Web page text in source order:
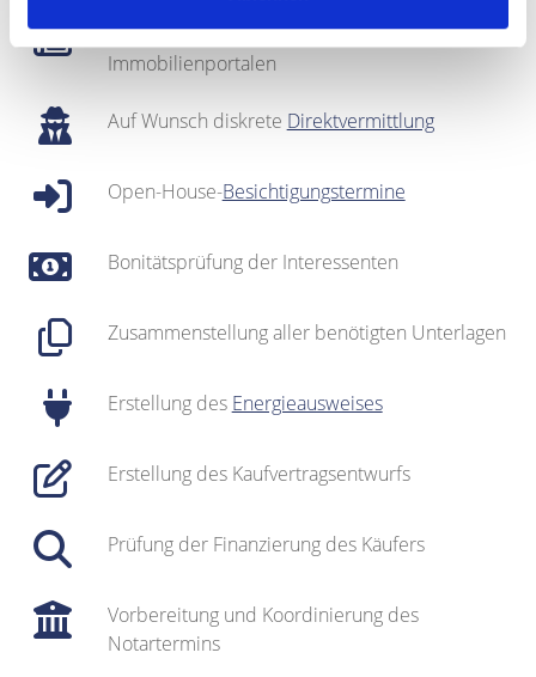
Inserate in regionalen Medien & in den
Immobilienportalen
Auf Wunsch diskrete Direktvermittlung
Open-House-Besichtigungstermine
Bonitätsprüfung der Interessenten
Zusammenstellung aller benötigten Unterlagen
Erstellung des Energieausweises
Erstellung des Kaufvertragsentwurfs
Prüfung der Finanzierung des Käufers
Vorbereitung und Koordinierung des
Notartermins